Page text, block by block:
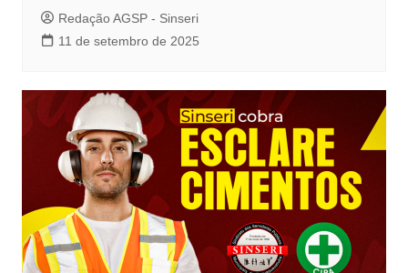
Redação AGSP - Sinseri
11 de setembro de 2025